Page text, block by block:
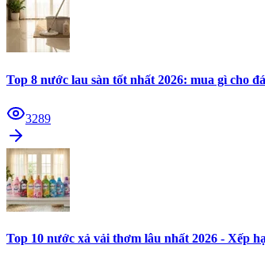
Top 8 nước lau sàn tốt nhất 2026: mua gì cho
3289
Top 10 nước xả vải thơm lâu nhất 2026 - Xếp